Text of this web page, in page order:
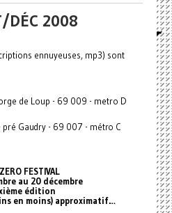
DÉC 2008
ennuyeuses, mp3) sont
de Loup - 69 009 - metro D
pré Gaudry - 69 007 - métro C
FESTIVAL
au 20 décembre
édition
en moins) approximatif…